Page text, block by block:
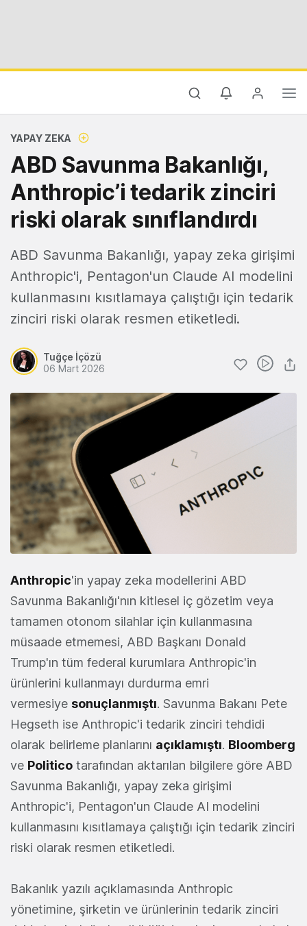
YAPAY ZEKA
ABD Savunma Bakanlığı,
Anthropic’i tedarik zinciri
riski olarak sınıflandırdı
ABD Savunma Bakanlığı, yapay zeka girişimi
Anthropic'i, Pentagon'un Claude AI modelini
kullanmasını kısıtlamaya çalıştığı için tedarik
zinciri riski olarak resmen etiketledi.
Tuğçe İçözü
06 Mart 2026
Anthropic'in yapay zeka modellerini ABD
Savunma Bakanlığı'nın kitlesel iç gözetim veya
tamamen otonom silahlar için kullanmasına
müsaade etmemesi, ABD Başkanı Donald
Trump'ın tüm federal kurumlara Anthropic'in
ürünlerini kullanmayı durdurma emri
vermesiye sonuçlanmıştı. Savunma Bakanı Pete
Hegseth ise Anthropic'i tedarik zinciri tehdidi
olarak belirleme planlarını açıklamıştı. Bloomberg
ve Politico tarafından aktarılan bilgilere göre ABD
Savunma Bakanlığı, yapay zeka girişimi
Anthropic'i, Pentagon'un Claude AI modelini
kullanmasını kısıtlamaya çalıştığı için tedarik zinciri
riski olarak resmen etiketledi.
Bakanlık yazılı açıklamasında Anthropic
yönetimine, şirketin ve ürünlerinin tedarik zinciri